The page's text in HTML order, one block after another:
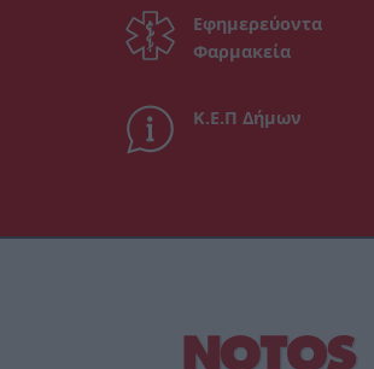
Εφημερεύοντα
Φαρμακεία
Κ.Ε.Π Δήμων